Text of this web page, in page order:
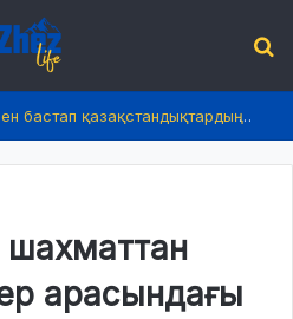
2026 жылдың 1 шілдесінен бастап қазақстандықтардың өмірінде не өзгереді?
шахматтан
арасындағы